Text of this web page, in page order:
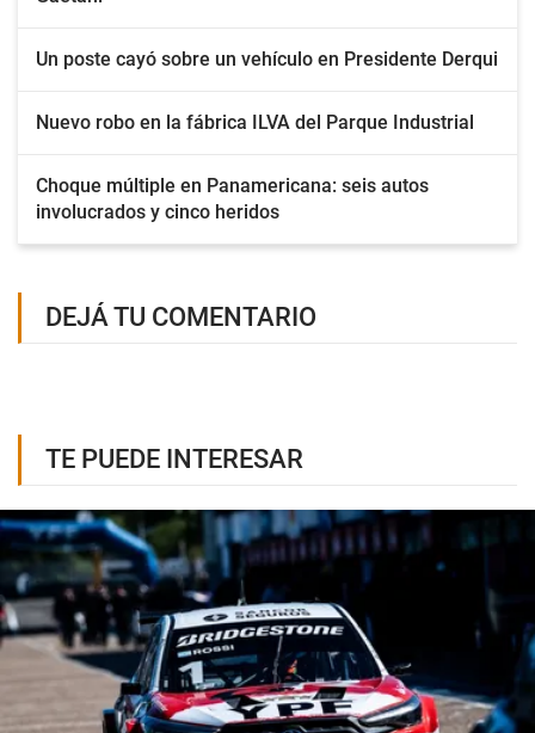
Un poste cayó sobre un vehículo en Presidente Derqui
Nuevo robo en la fábrica ILVA del Parque Industrial
Choque múltiple en Panamericana: seis autos
involucrados y cinco heridos
DEJÁ TU COMENTARIO
TE PUEDE INTERESAR